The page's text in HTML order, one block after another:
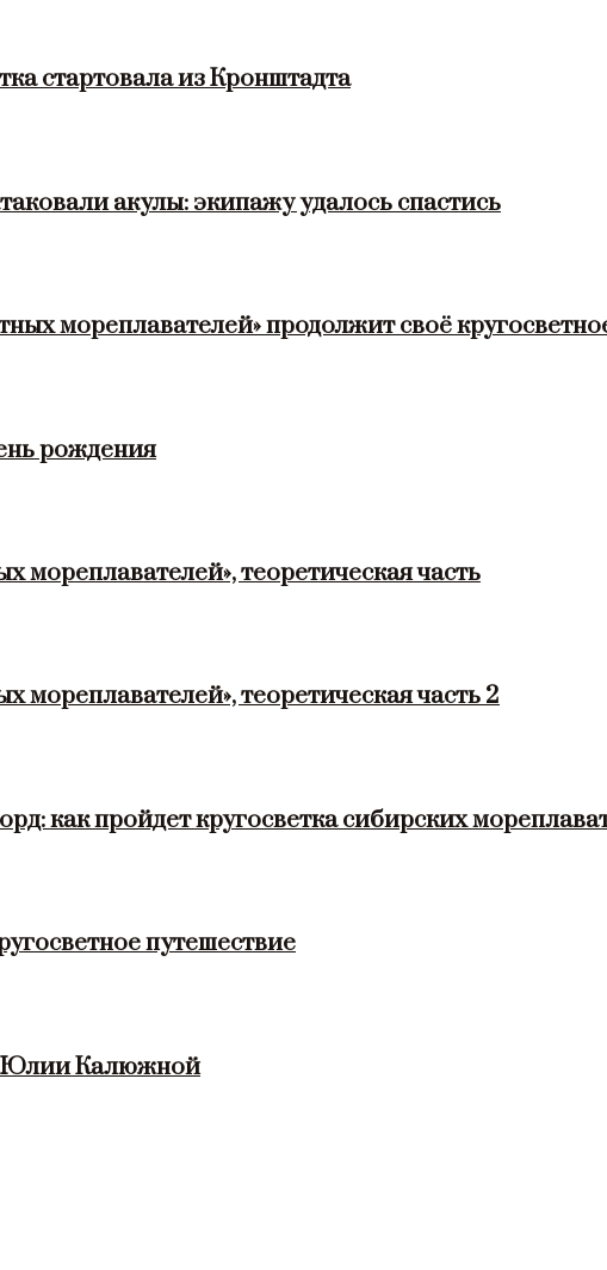
стартовала из Кронштадта
акулы: экипажу удалось спастись
мореплавателей» продолжит своё
рождения
мореплавателей», теоретическая часть
мореплавателей», теоретическая часть 2
как пройдет кругосветка сибирских
путешествие
Юлии Калюжной